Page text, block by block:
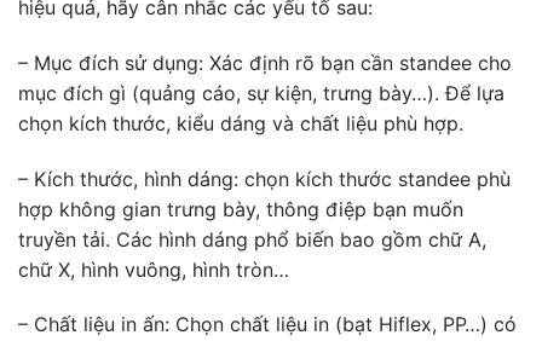
hiệu quả, hãy cân nhắc các yếu tố sau:
– Mục đích sử dụng: Xác định rõ bạn cần standee cho
mục đích gì (quảng cáo, sự kiện, trưng bày…). Để lựa
chọn kích thước, kiểu dáng và chất liệu phù hợp.
– Kích thước, hình dáng: chọn kích thước standee phù
hợp không gian trưng bày, thông điệp bạn muốn
truyền tải. Các hình dáng phổ biến bao gồm chữ A,
chữ X, hình vuông, hình tròn…
– Chất liệu in ấn: Chọn chất liệu in (bạt Hiflex, PP…) có